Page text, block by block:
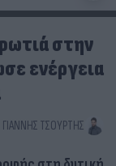
στην
ενέργεια
ΓΙΆΝΝΗΣ ΤΣΟΎΡΤΗΣ